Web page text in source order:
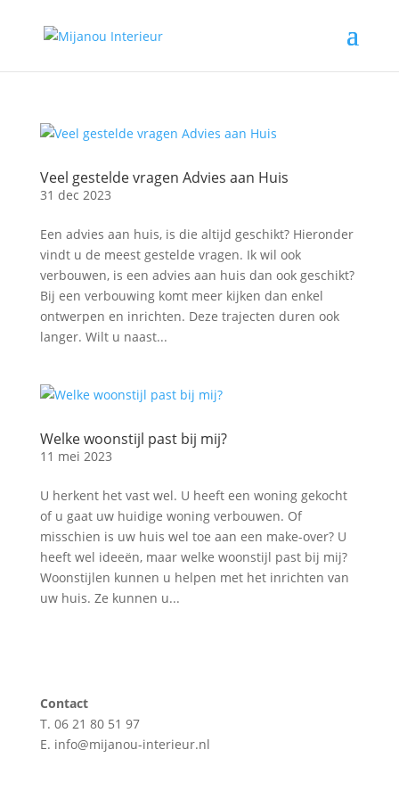
Veel gestelde vragen Advies aan Huis
31 dec 2023
Een advies aan huis, is die altijd geschikt? Hieronder
vindt u de meest gestelde vragen. Ik wil ook
verbouwen, is een advies aan huis dan ook geschikt?
Bij een verbouwing komt meer kijken dan enkel
ontwerpen en inrichten. Deze trajecten duren ook
langer. Wilt u naast...
Welke woonstijl past bij mij?
11 mei 2023
U herkent het vast wel. U heeft een woning gekocht
of u gaat uw huidige woning verbouwen. Of
misschien is uw huis wel toe aan een make-over? U
heeft wel ideeën, maar welke woonstijl past bij mij?
Woonstijlen kunnen u helpen met het inrichten van
uw huis. Ze kunnen u...
Contact
T. 06 21 80 51 97
E. info@mijanou-interieur.nl